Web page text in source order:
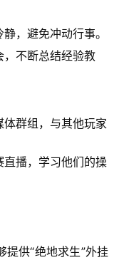
，避免冲动行事。
，不断总结经验教
体群组，与其他玩家
直播，学习他们的操
提供“绝地求生”外挂